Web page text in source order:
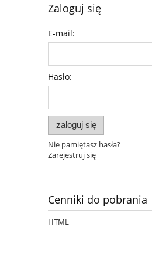
Zaloguj się
E-mail:
Hasło:
zaloguj się
Nie pamiętasz hasła?
Zarejestruj się
Cenniki do pobrania
HTML